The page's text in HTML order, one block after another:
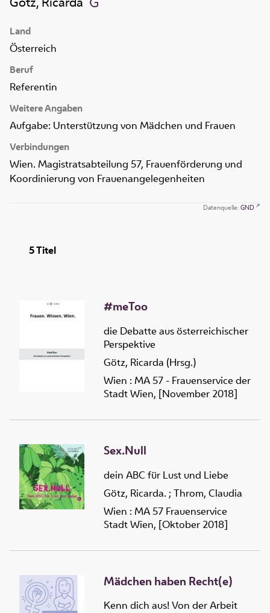
Land
Österreich
Beruf
Referentin
Weitere Angaben
Aufgabe: Unterstützung von Mädchen und Frauen
Verbindungen
Wien. Magistratsabteilung 57, Frauenförderung und
Koordinierung von Frauenangelegenheiten
Datenquelle: GND
5Titel
#meToo
die Debatte aus österreichischer
Perspektive
Götz, Ricarda (Hrsg.)
Wien : MA 57 - Frauenservice der
Stadt Wien, [November 2018]
Sex.Null
dein ABC für Lust und Liebe
Götz, Ricarda. ; Throm, Claudia
Wien : MA 57 Frauenservice
Stadt Wien, [Oktober 2018]
Mädchen haben Recht(e)
Kenn dich aus! Von der Arbeit